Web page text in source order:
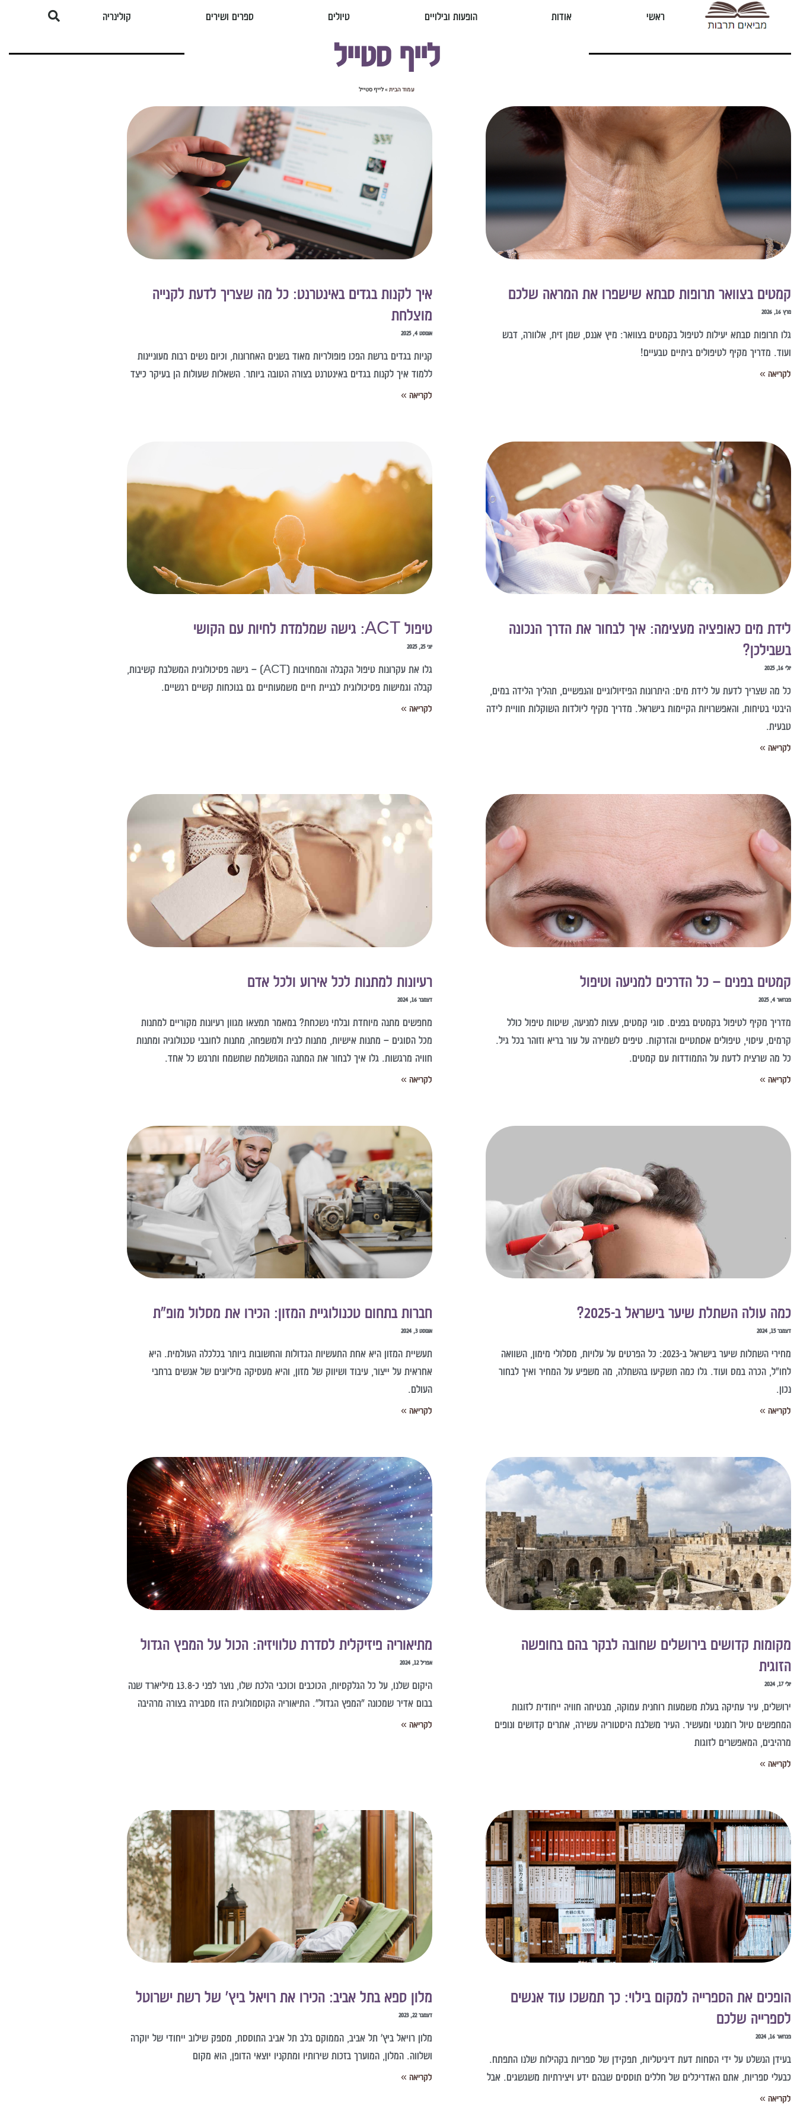
ראשי אודות הופעות ובילויים טיולים ספרים ושירים קולינריה
לייף סטייל
עמוד הבית»לייף סטייל
קמטים בצוואר תרופות סבתא שישפרו את המראה שלכם
מרץ 16, 2026
גלו תרופות סבתא יעילות לטיפול בקמטים בצוואר: מיץ אננס, שמן זית, אלוורה, דבש
ועוד. מדריך מקיף לטיפולים ביתיים טבעיים!
לקריאה »
איך לקנות בגדים באינטרנט: כל מה שצריך לדעת לקנייה
מוצלחת
אוגוסט 4, 2025
קניות בגדים ברשת הפכו פופולריות מאוד בשנים האחרונות, וכיום נשים רבות מעוניינות
ללמוד איך לקנות בגדים באינטרנט בצורה הטובה ביותר. השאלות שעולות הן בעיקר כיצד
לקריאה »
לידת מים כאופציה מעצימה: איך לבחור את הדרך הנכונה
בשבילכן?
יולי 16, 2025
כל מה שצריך לדעת על לידת מים: היתרונות הפיזיולוגיים והנפשיים, תהליך הלידה במים,
היבטי בטיחות, והאפשרויות הקיימות בישראל. מדריך מקיף ליולדות השוקלות חוויית לידה
טבעית.
לקריאה »
טיפול ACT: גישה שמלמדת לחיות עם הקושי
יוני 25, 2025
גלו את עקרונות טיפול הקבלה והמחויבות (ACT) – גישה פסיכולוגית המשלבת קשיבות,
קבלה וגמישות פסיכולוגית לבניית חיים משמעותיים גם בנוכחות קשיים רגשיים.
לקריאה »
קמטים בפנים – כל הדרכים למניעה וטיפול
פברואר 4, 2025
מדריך מקיף לטיפול בקמטים בפנים. סוגי קמטים, עצות למניעה, שיטות טיפול כולל
קרמים, עיסוי, טיפולים אסתטיים והזרקות. טיפים לשמירה על עור בריא וזוהר בכל גיל.
כל מה שרצית לדעת על התמודדות עם קמטים.
לקריאה »
רעיונות למתנות לכל אירוע ולכל אדם
דצמבר 16, 2024
מחפשים מתנה מיוחדת ובלתי נשכחת? במאמר תמצאו מגוון רעיונות מקוריים למתנות
מכל הסוגים – מתנות אישיות, מתנות לבית ולמשפחה, מתנות לחובבי טכנולוגיה ומתנות
חוויה מרגשות. גלו איך לבחור את המתנה המושלמת שתשמח ותרגש כל אחד.
לקריאה »
כמה עולה השתלת שיער בישראל ב-2025?
דצמבר 15, 2024
מחירי השתלות שיער בישראל ב-2023: כל הפרטים על עלויות, מסלולי מימון, השוואה
לחו"ל, הכרה במס ועוד. גלו כמה תשקיעו בהשתלה, מה משפיע על המחיר ואיך לבחור
נכון.
לקריאה »
חברות בתחום טכנולוגיית המזון: הכירו את מסלול מופ"ת
אוגוסט 3, 2024
תעשיית המזון היא אחת התעשיות הגדולות והחשובות ביותר בכלכלה העולמית. היא
אחראית על ייצור, עיבוד ושיווק של מזון, והיא מעסיקה מיליונים של אנשים ברחבי
העולם.
לקריאה »
מקומות קדושים בירושלים שחובה לבקר בהם בחופשה
הזוגית
יולי 17, 2024
ירושלים, עיר עתיקה בעלת משמעות רוחנית עמוקה, מבטיחה חוויה ייחודית לזוגות
המחפשים טיול רומנטי ומעשיר. העיר משלבת היסטוריה עשירה, אתרים קדושים ונופים
מרהיבים, המאפשרים לזוגות
לקריאה »
מתיאוריה פיזיקלית לסדרת טלוויזיה: הכול על המפץ הגדול
אפריל 12, 2024
היקום שלנו, על כל הגלקסיות, הכוכבים וכוכבי הלכת שלו, נוצר לפני כ-13.8 מיליארד שנה
בבום אדיר שמכונה "המפץ הגדול". התיאוריה הקוסמולוגית הזו מסבירה בצורה מרהיבה
לקריאה »
הופכים את הספרייה למקום בילוי: כך תמשכו עוד אנשים
לספרייה שלכם
פברואר 16, 2024
בעידן הנשלט על ידי הסחות דעת דיגיטליות, תפקידן של ספריות בקהילות שלנו התפתח.
כבעלי ספריות, אתם האדריכלים של חללים תוססים שבהם ידע ויצירתיות משגשגים. אבל
לקריאה »
מלון ספא בתל אביב: הכירו את רויאל ביץ' של רשת ישרוטל
דצמבר 22, 2023
מלון רויאל ביץ' תל אביב, הממוקם בלב תל אביב התוססת, מספק שילוב ייחודי של יוקרה
ושלווה. המלון, המוערך בזכות שירותיו ומתקניו יוצאי הדופן, הוא מקום
לקריאה »